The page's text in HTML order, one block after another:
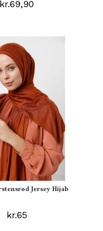
kr.69,90
Jersey Hijab
kr.65